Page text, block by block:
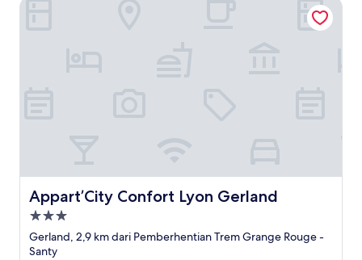
Appart’City Confort Lyon Gerland
Appart’City Confort Lyon Gerland
Properti
bintang
3.0
Gerland, 2,9 km dari Pemberhentian Trem Grange Rouge -
Santy